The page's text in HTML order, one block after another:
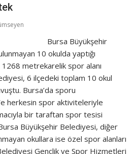
Bursa Büyükşehir
10 okulda yaptığı
metrekarelik spor alanı
6 ilçedeki toplam 10 okul
Bursa’da sporu
herkesin spor aktiviteleriyle
bir taraftan spor tesisi
Bursa Büyükşehir Belediyesi, diğer
okullara ise özel spor alanları
Gençlik ve Spor Hizmetleri